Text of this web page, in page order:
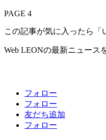
PAGE 4
この記事が気に入ったら「
Web LEONの最新ニュース
フォロー
フォロー
友だち追加
フォロー